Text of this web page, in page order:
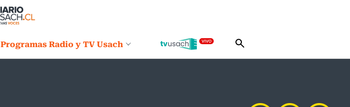
Programas Radio y TV Usach